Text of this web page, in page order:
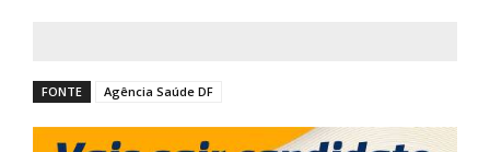
FONTE Agência Saúde DF